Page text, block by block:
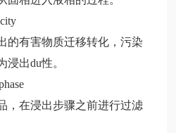
的有害物质迁移转化，污染
浸出du性。
，在浸出步骤之前进行过滤